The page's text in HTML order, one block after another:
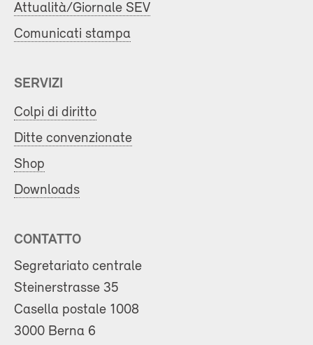
Attualità/Giornale SEV
Comunicati stampa
SERVIZI
Colpi di diritto
Ditte convenzionate
Shop
Downloads
CONTATTO
Segretariato centrale
Steinerstrasse 35
Casella postale 1008
3000 Berna 6